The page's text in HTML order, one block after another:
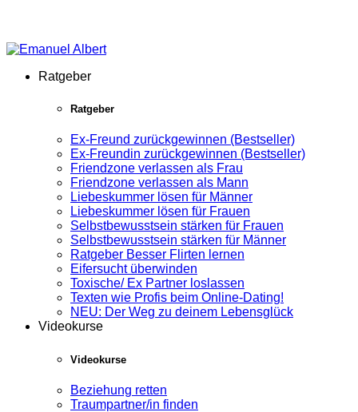
Ratgeber
Ratgeber
Ex-Freund zurückgewinnen (Bestseller)
Ex-Freundin zurückgewinnen (Bestseller)
Friendzone verlassen als Frau
Friendzone verlassen als Mann
Liebeskummer lösen für Männer
Liebeskummer lösen für Frauen
Selbstbewusstsein stärken für Frauen
Selbstbewusstsein stärken für Männer
Ratgeber Besser Flirten lernen
Eifersucht überwinden
Toxische/ Ex Partner loslassen
Texten wie Profis beim Online-Dating!
NEU: Der Weg zu deinem Lebensglück
Videokurse
Videokurse
Beziehung retten
Traumpartner/in finden